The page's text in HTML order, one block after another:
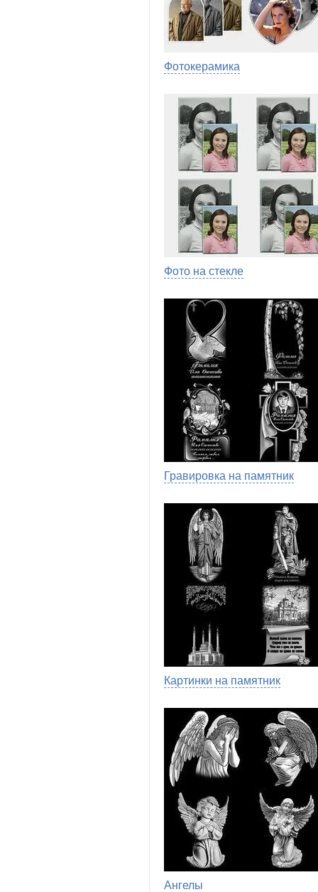
Фотокерамика
Фото на стекле
Гравировка на памятник
Картинки на памятник
Ангелы